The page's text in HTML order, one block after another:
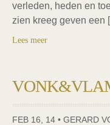
verleden, heden en
zien kreeg geven een
Lees meer
FEB 16, 14 • GERARD